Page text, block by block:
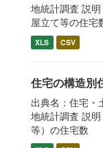
地統計調査 説
屋立て等の住宅
XLS CSV
住宅の構造別
出典名：住宅・
地統計調査 説
等）の住宅数